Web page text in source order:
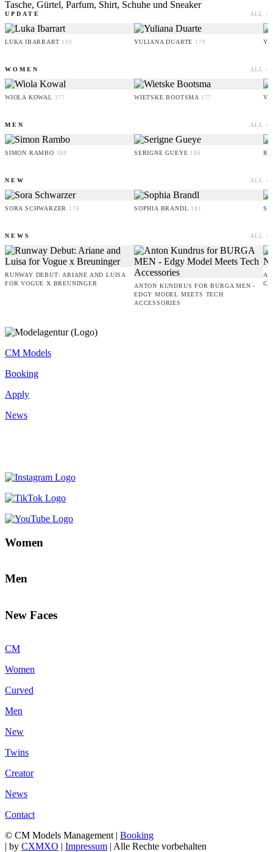
Tasche, Gürtel, Parfum, Shirt, Schuhe und Sneaker
UPDATE ALL ›
LUKA IBARRART 190 YULIANA DUARTE 179
WOMEN ALL ›
WIOLA KOWAL 177 WIETSKE BOOTSMA 177
MEN ALL ›
SIMON RAMBO 188 SERIGNE GUEYE 186
NEW ALL ›
SORA SCHWARZER 178 SOPHIA BRANDL 181
NEWS ALL ›
RUNWAY DEBUT: ARIANE AND LUISA
FOR VOGUE X BREUNINGER
ANTON KUNDRUS FOR BURGA MEN -
EDGY MODEL MEETS TECH
ACCESSORIES
CM Models
Booking
Apply
News
Women
Men
New Faces
CM
Women
Curved
Men
New
Twins
Creator
News
Contact
© CM Models Management | Booking
| by CXMXO | Impressum | Alle Rechte vorbehalten